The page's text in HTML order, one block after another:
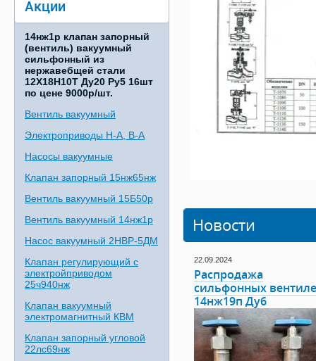
Новости
22.09.2024
Распродажа
сильфонных
14нж19п Ду6
Акции
14нж1р клапан запорный
(вентиль) вакуумный
сильфонный из
нержавебщей стали
12Х18Н10Т Ду20 Ру5 16шт
по цене 9000р/шт.
Вентиль вакуумный
Электроприводы Н-А, В-А
Насосы вакуумные
Клапан запорный 15нж65нж
Вентиль вакуумный 15Б50р
Вентиль вакуумный 14нж1р
Насос вакуумный 2НВР-5ДМ
Клапан регулирующий с
электройприводом
25ч940нж
Клапан вакуумный
электромагнитный КВМ
Клапан запорный угловой
22лс69нж